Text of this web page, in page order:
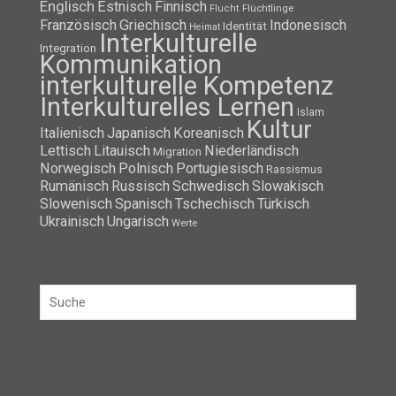
Englisch Estnisch Finnisch Flucht Flüchtlinge
Französisch Griechisch Heimat Identität Indonesisch
Integration Interkulturelle
Kommunikation
interkulturelle Kompetenz
Interkulturelles Lernen Islam
Italienisch Japanisch Koreanisch Kultur
Lettisch Litauisch Migration Niederländisch
Norwegisch Polnisch Portugiesisch Rassismus
Rumänisch Russisch Schwedisch Slowakisch
Slowenisch Spanisch Tschechisch Türkisch
Ukrainisch Ungarisch Werte